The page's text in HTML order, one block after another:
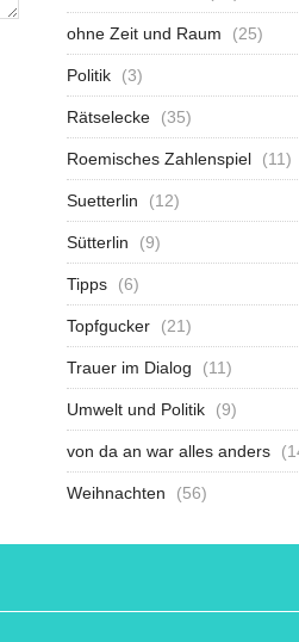
ohne Zeit und Raum (25)
Politik (3)
Rätselecke (35)
Roemisches Zahlenspiel (11)
Suetterlin (12)
Sütterlin (9)
Tipps (6)
Topfgucker (21)
Trauer im Dialog (11)
Umwelt und Politik (9)
von da an war alles anders
Weihnachten (56)